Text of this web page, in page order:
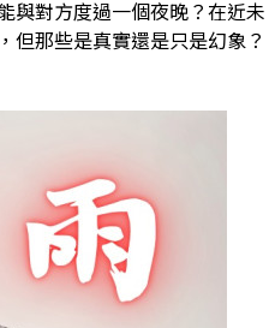
與對方度過一個夜晚？在近未
但那些是真實還是只是幻象？